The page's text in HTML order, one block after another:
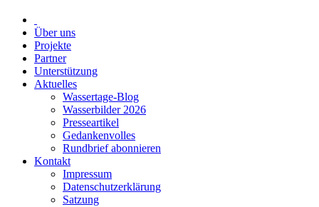
Über uns
Projekte
Partner
Unterstützung
Aktuelles
Wassertage-Blog
Wasserbilder 2026
Presseartikel
Gedankenvolles
Rundbrief abonnieren
Kontakt
Impressum
Datenschutzerklärung
Satzung